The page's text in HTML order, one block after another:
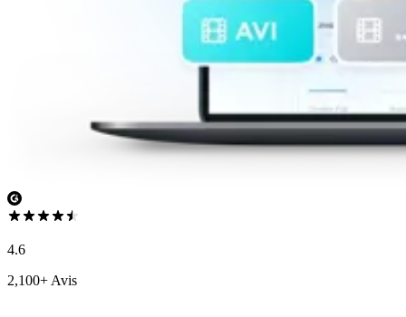
4.6
2,100+ Avis